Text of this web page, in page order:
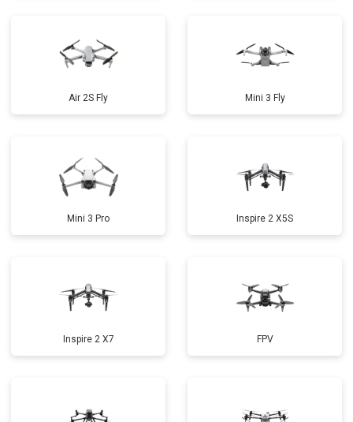
Air 2S Fly Mini 3 Fly
Mini 3 Pro Inspire 2 X5S
Inspire 2 X7 FPV